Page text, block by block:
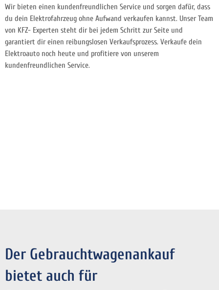
Wir bieten einen kundenfreundlichen Service und sorgen dafür, dass
du dein Elektrofahrzeug ohne Aufwand verkaufen kannst. Unser Team
von KFZ- Experten steht dir bei jedem Schritt zur Seite und
garantiert dir einen reibungslosen Verkaufsprozess. Verkaufe dein
Elektroauto noch heute und profitiere von unserem
kundenfreundlichen Service.
Der Gebrauchtwagenankauf
bietet auch für